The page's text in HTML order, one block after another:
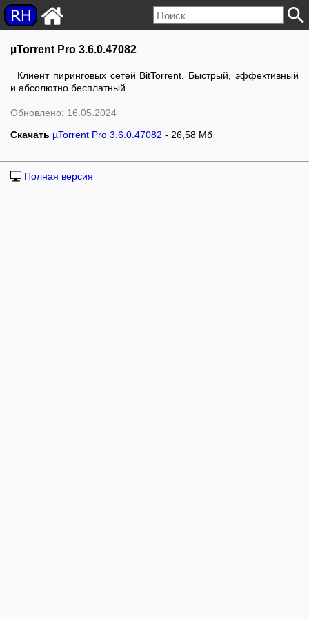
µTorrent Pro 3.6.0.47082
Клиент пиринговых сетей BitTorrent. Быстрый, эффективный
и абсолютно бесплатный.
Обновлено: 16.05.2024
Скачать µTorrent Pro 3.6.0.47082 - 26,58 Мб
Полная версия